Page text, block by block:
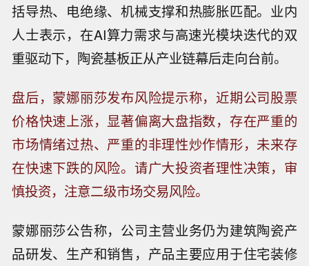
括导热、电绝缘、机械支撑和热膨胀匹配。业内
人士表示，在AI算力需求与高速光模块迭代的双
重驱动下，陶瓷基板正从产业链幕后走向台前。
盘后，蒙娜丽莎发布风险提示称，近期公司股票
价格快速上涨，显著偏离大盘指数，存在严重的
市场情绪过热、严重的非理性炒作情形，未来存
在快速下跌的风险。请广大投资者理性决策，审
慎投资，注意二级市场交易风险。
蒙娜丽莎公告称，公司主营业务仍为建筑陶瓷产
品研发、生产和销售，产品主要应用于住宅装修